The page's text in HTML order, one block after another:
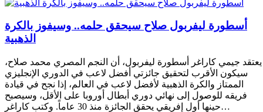
أسطورة ليفربول صلاح سيحقق حلمه.. وسيفوز بالكرة
الذهبية
يعتقد جيمي كاراغر أسطورة ليفربول، أن النجم المصري محمد صلاح،
سيكون الأقرب لتحقيق جائزتي أفضل لاعب في الدوري الإنجليزي
الممتاز والكرة الذهبية لأفضل لاعب في العالم، إذا نجح في قيادة
فريقه للوصول إلى نهائي دوري أبطال أوروبا على الأقل، وسيصبح
حينها أول إفريقي يحقق الجائزة منذ 30 عاماً. وكتب كاراغر…